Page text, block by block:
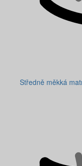
Středně měkká